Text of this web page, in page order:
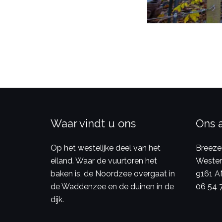
Waar vindt u ons
Op het westelijke deel van het
eiland. Waar de vuurtoren het
baken is, de Noordzee overgaat in
de Waddenzee en de duinen in de
dijk.
Ons
9161
06 54